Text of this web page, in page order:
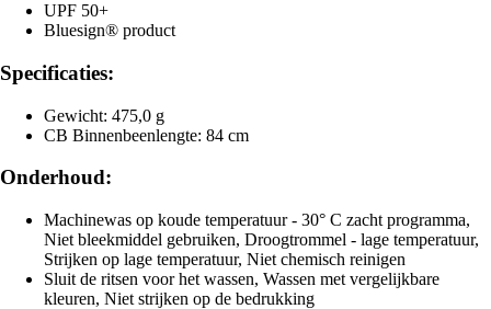
UPF 50+
Bluesign® product
Specificaties:
Gewicht: 475,0 g
CB Binnenbeenlengte: 84 cm
Onderhoud:
Machinewas op koude temperatuur - 30° C zacht programma,
Niet bleekmiddel gebruiken, Droogtrommel - lage temperatuur,
Strijken op lage temperatuur, Niet chemisch reinigen
Sluit de ritsen voor het wassen, Wassen met vergelijkbare
kleuren, Niet strijken op de bedrukking